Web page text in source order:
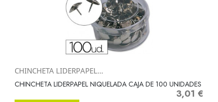
CHINCHETA LIDERPAPEL...
CHINCHETA LIDERPAPEL NIQUELADA CAJA DE 100 UNIDADES
Precio
3,01 €